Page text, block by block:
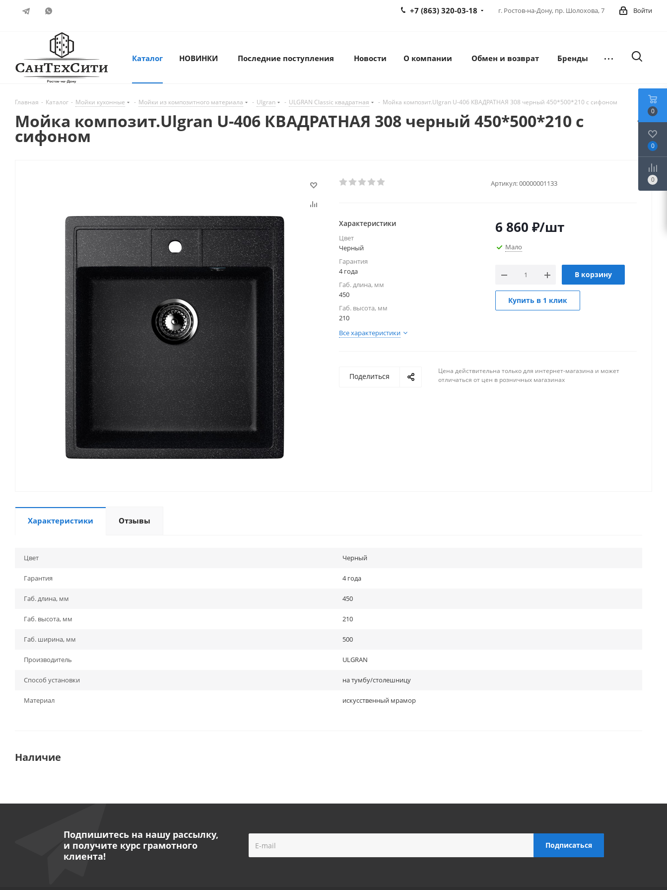
Войти
г. Ростов-на-Дону, пр. Шолохова, 7
+7 (863) 320-03-18
Каталог НОВИНКИ Последние поступления Новости О компании Обмен и возврат Бренды
Главная - Каталог - Мойки кухонные - Мойки из композитного материала - Ulgran - ULGRAN Classic квадратная - Мойка композит.Ulgran U-406 КВАДРАТНАЯ 308 черный 450*500*210 с сифоном
Мойка композит.Ulgran U-406 КВАДРАТНАЯ 308 черный 450*500*210 с
сифоном
Артикул:00000001133
Характеристики
Цвет
Черный
Гарантия
4 года
Габ. длина, мм
450
Габ. высота, мм
210
Все характеристики
6 860 ₽/шт
Мало
В корзину
Купить в 1 клик
Поделиться
Цена действительна только для интернет-магазина и может
отличаться от цен в розничных магазинах
Характеристики Отзывы
Цвет Черный
Гарантия 4 года
Габ. длина, мм 450
Габ. высота, мм 210
Габ. ширина, мм 500
Производитель ULGRAN
Способ установки на тумбу/столешницу
Материал искусственный мрамор
Наличие
Подпишитесь на нашу рассылку,
и получите курс грамотного
клиента!
0
0
0